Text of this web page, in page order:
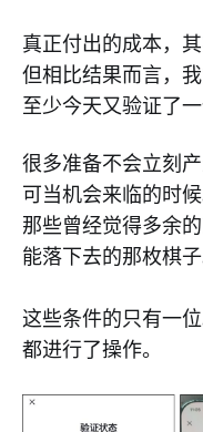
真正付出的成本，
但相比结果而言，我
至少今天又验证了一
很多准备不会立刻产
可当机会来临的时候
那些曾经觉得多余
能落下去的那枚棋子
这些条件的只有一
都进行了操作。